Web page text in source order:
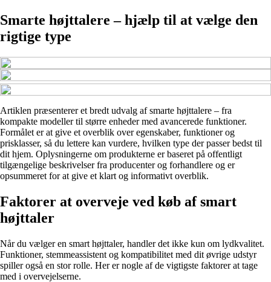
Smarte højttalere – hjælp til at vælge den
rigtige type
Artiklen præsenterer et bredt udvalg af smarte højttalere – fra
kompakte modeller til større enheder med avancerede funktioner.
Formålet er at give et overblik over egenskaber, funktioner og
prisklasser, så du lettere kan vurdere, hvilken type der passer bedst til
dit hjem. Oplysningerne om produkterne er baseret på offentligt
tilgængelige beskrivelser fra producenter og forhandlere og er
opsummeret for at give et klart og informativt overblik.
Faktorer at overveje ved køb af smart
højttaler
Når du vælger en smart højttaler, handler det ikke kun om lydkvalitet.
Funktioner, stemmeassistent og kompatibilitet med dit øvrige udstyr
spiller også en stor rolle. Her er nogle af de vigtigste faktorer at tage
med i overvejelserne.